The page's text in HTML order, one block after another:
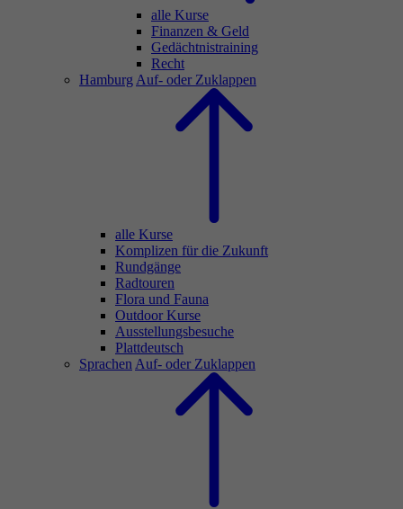
alle Kurse
Finanzen & Geld
Gedächtnistraining
Recht
Hamburg Auf- oder Zuklappen
alle Kurse
Komplizen für die Zukunft
Rundgänge
Radtouren
Flora und Fauna
Outdoor Kurse
Ausstellungsbesuche
Plattdeutsch
Sprachen Auf- oder Zuklappen